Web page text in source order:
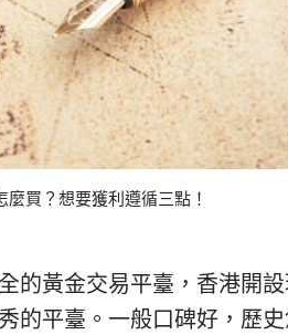
麼買？想要獲利遵循三點！
的黃金交易平臺，香港開
的平臺。一般口碑好，歷